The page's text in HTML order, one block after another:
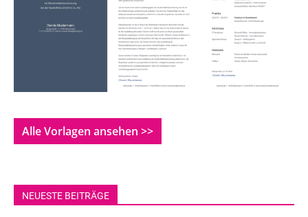
Alle Vorlagen ansehen >>
NEUESTE BEITRÄGE